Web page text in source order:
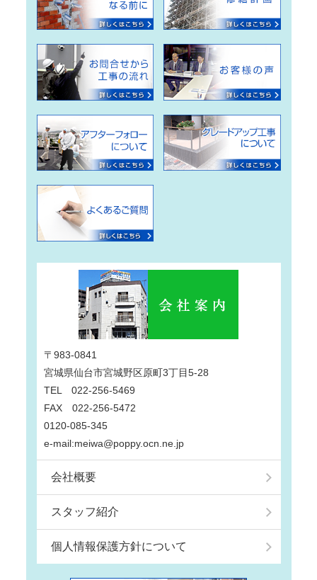
〒983-0841
宮城県仙台市宮城野区原町3丁目5-28
TEL 022-256-5469
FAX 022-256-5472
0120-085-345
e-mail:meiwa@poppy.ocn.ne.jp
会社概要
スタッフ紹介
個人情報保護方針について